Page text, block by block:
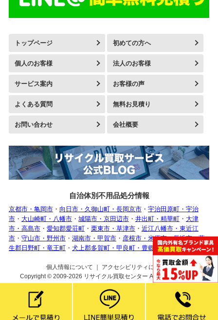
トップページ 初めての方へ
個人のお客様 法人のお客様
サービス案内 お客様の声
よくある質問 無料お見積り
お問い合わせ 会社概要
自治体別不用品処分情報
京都市・亀岡市・ 向日市・久御山町・長岡京市・ 宇治田原町・宇治
市・ 大山崎町・八幡市・ 城陽市・京田辺市・ 井出町・精華町・ 大津
市・高島市・ 愛知郡愛荘町・ 栗東市・草津市・ 近江八幡市・東近江
市・ 守山市・野州市・ 湖南市・甲賀市・ 彦根市・米原市・長浜市・蒲
生郡日野町・竜王町・ 犬上郡多賀町・甲良町・豊郷町
個人情報について ｜ アクセシビリティについて
Copyright © 2009-2026 リサイクル買取センター All rights reserved.